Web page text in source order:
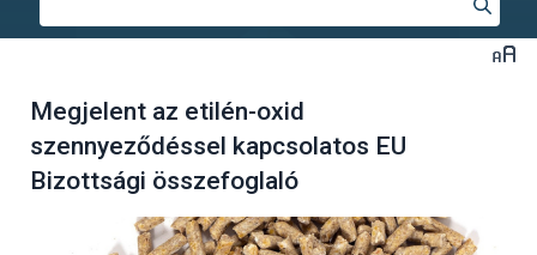
Megjelent az etilén-oxid
szennyeződéssel kapcsolatos EU
Bizottsági összefoglaló